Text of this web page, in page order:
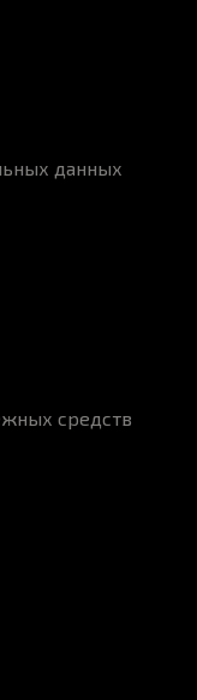
данных
средств